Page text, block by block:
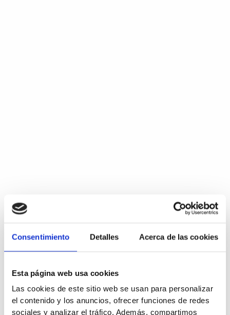
Consentimiento Detalles Acerca de las cookies
Esta página web usa cookies
Las cookies de este sitio web se usan para personalizar
el contenido y los anuncios, ofrecer funciones de redes
sociales y analizar el tráfico. Además, compartimos